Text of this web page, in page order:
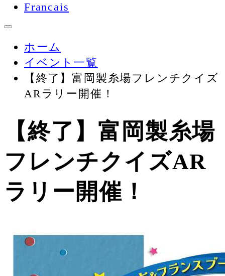
Francais
ホーム
イベント一覧
【終了】富岡製糸場フレンチクイズ
ARラリー開催！
【終了】富岡製糸場
フレンチクイズAR
ラリー開催！